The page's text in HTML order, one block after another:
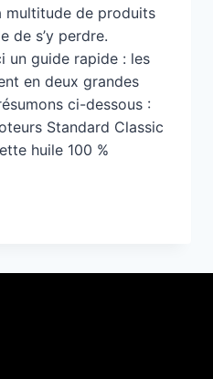
multitude de produits
de s’y perdre.
un guide rapide : les
en deux grandes
ci-dessous :
Standard Classic
huile 100 %